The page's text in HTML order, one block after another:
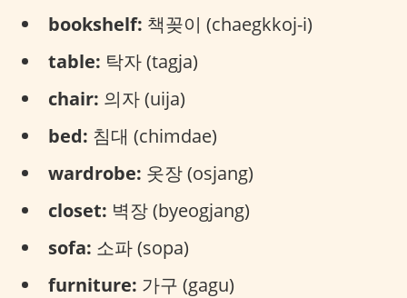
bookshelf: 책꽂이 (chaegkkoj-i)
table: 탁자 (tagja)
chair: 의자 (uija)
bed: 침대 (chimdae)
wardrobe: 옷장 (osjang)
closet: 벽장 (byeogjang)
sofa: 소파 (sopa)
furniture: 가구 (gagu)